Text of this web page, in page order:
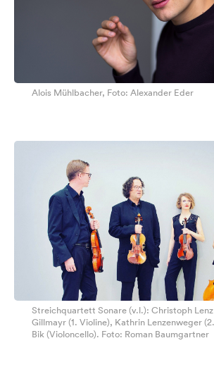
Alois Mühlbacher, Foto: Alexander Eder
Streichquartett Sonare (v.l.): Christoph
Gillmayr (1. Violine), Kathrin Lenzenweger
Bik (Violoncello). Foto: Roman Baumgartner